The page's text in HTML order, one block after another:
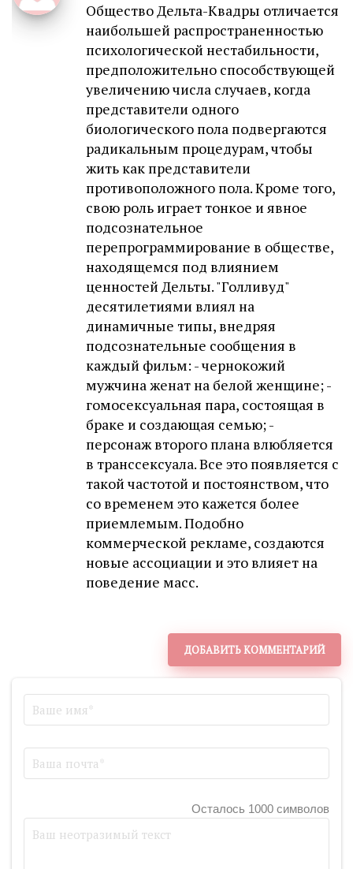
Общество Дельта-Квадры отличается
наибольшей распространенностью
психологической нестабильности,
предположительно способствующей
увеличению числа случаев, когда
представители одного
биологического пола подвергаются
радикальным процедурам, чтобы
жить как представители
противоположного пола. Кроме того,
свою роль играет тонкое и явное
подсознательное
перепрограммирование в обществе,
находящемся под влиянием
ценностей Дельты. "Голливуд"
десятилетиями влиял на
динамичные типы, внедряя
подсознательные сообщения в
каждый фильм: - чернокожий
мужчина женат на белой женщине; -
гомосексуальная пара, состоящая в
браке и создающая семью; -
персонаж второго плана влюбляется
в транссексуала. Все это появляется с
такой частотой и постоянством, что
со временем это кажется более
приемлемым. Подобно
коммерческой рекламе, создаются
новые ассоциации и это влияет на
поведение масс.
ДОБАВИТЬ КОММЕНТАРИЙ
Осталось 1000 символов